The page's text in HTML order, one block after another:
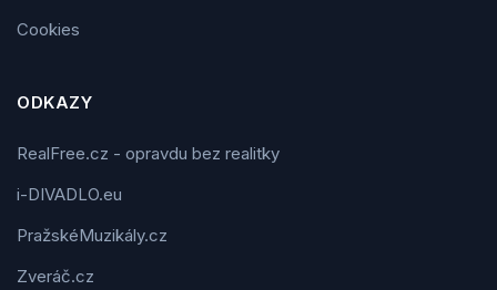
Cookies
ODKAZY
RealFree.cz - opravdu bez realitky
i-DIVADLO.eu
PražskéMuzikály.cz
Zveráč.cz